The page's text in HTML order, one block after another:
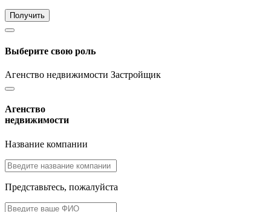
Получить
Выберите свою роль
Агенство недвижимости Застройщик
Агенство
недвижимости
Название компании
Представьтесь, пожалуйста